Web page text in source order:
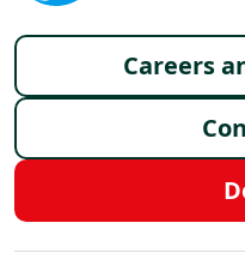
Footer menu
Careers